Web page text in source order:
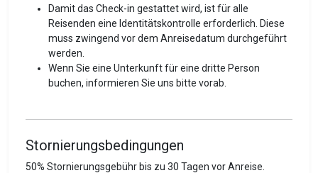
Die Unterkunft sowie die dazugehörigen Ausstattungen
stehen Ihnen während Ihres Aufenthalts zur Verfügung.
Bitte respektieren Sie Bereiche, die als 'Privat'
gekennzeichnet sind, oder Türen, die abgeschlossen sind.
Vielen Dank für Ihr Verständnis.
Guest interaction
wichtigen Informationen für Ihren Aufenthalt werden Ihnen
per E-Mail zugesandt und sind über unseren Online-
Damit das Check-in gestattet wird, ist für alle
Reisenden eine Identitätskontrolle erforderlich. Diese
muss zwingend vor dem Anreisedatum durchgeführt
werden.
Wenn Sie eine Unterkunft für eine dritte Person
buchen, informieren Sie uns bitte vorab.
Stornierungsbedingungen
50% Stornierungsgebühr bis zu 30 Tagen vor Anreise.